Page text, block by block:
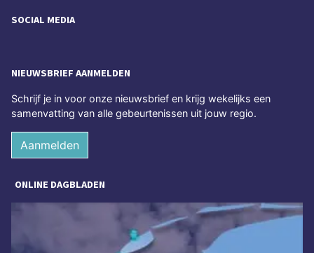
SOCIAL MEDIA
NIEUWSBRIEF AANMELDEN
Schrijf je in voor onze nieuwsbrief en krijg wekelijks een
samenvatting van alle gebeurtenissen uit jouw regio.
Aanmelden
ONLINE DAGBLADEN